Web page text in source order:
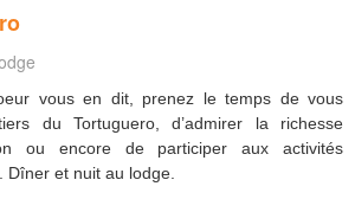
vous en dit, prenez le temps de vous
du Tortuguero, d’admirer la richesse
ou encore de participer aux activités
Dîner et nuit au lodge.